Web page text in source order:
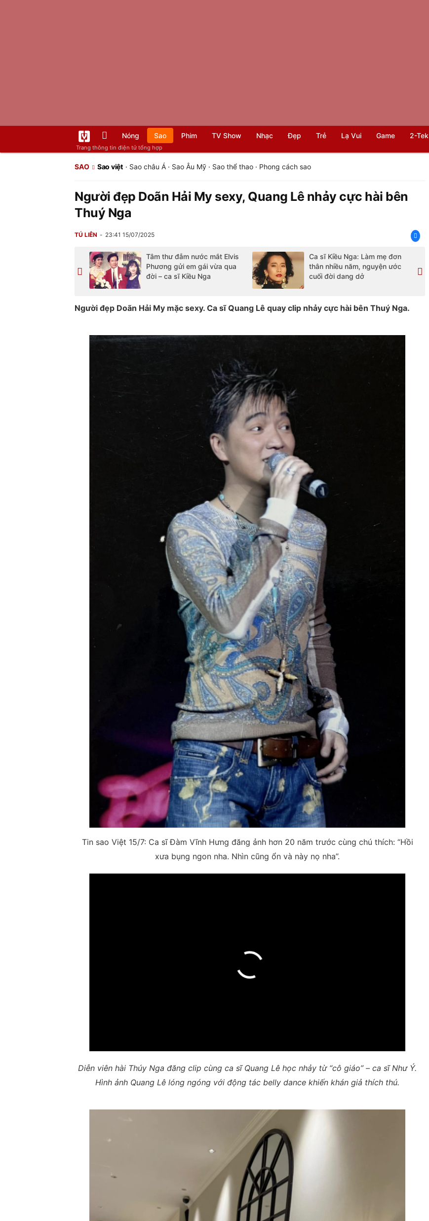
Trang thông tin điện tử tổng hợp
Nóng Sao Phim TV Show Nhạc Đẹp Trẻ Lạ Vui Game 2-Tek
SAO Sao việt · Sao châu Á· Sao Âu Mỹ· Sao thể thao· Phong cách sao
Người đẹp Doãn Hải My sexy, Quang Lê nhảy cực hài bên
Thuý Nga
TÚ LIÊN 23:41 15/07/2025
Tâm thư đẫm nước mắt Elvis
Phương gửi em gái vừa qua
đời – ca sĩ Kiều Nga
Ca sĩ Kiều Nga: Làm mẹ đơn
thân nhiều năm, nguyện ước
cuối đời dang dở
Người đẹp Doãn Hải My mặc sexy. Ca sĩ Quang Lê quay clip nhảy cực hài bên Thuý Nga.
Tin sao Việt 15/7: Ca sĩ Đàm Vĩnh Hưng đăng ảnh hơn 20 năm trước cùng chú thích: “Hồi
xưa bụng ngon nha. Nhìn cũng ổn và này nọ nha”.
Diễn viên hài Thúy Nga đăng clip cùng ca sĩ Quang Lê học nhảy từ “cô giáo” – ca sĩ Như Ý.
Hình ảnh Quang Lê lóng ngóng với động tác belly dance khiến khán giả thích thú.